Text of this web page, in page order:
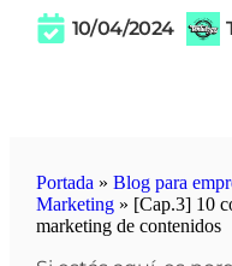
10/04/2024
Portada » Blog para
Marketing» [Cap.3] 10
marketing de contenidos